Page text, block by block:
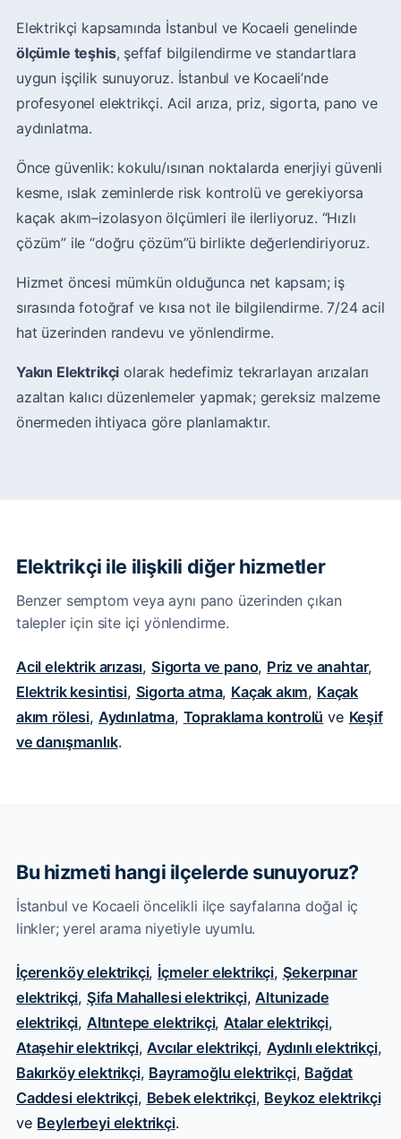
Elektrikçi kapsamında İstanbul ve Kocaeli genelinde
ölçümle teşhis, şeffaf bilgilendirme ve standartlara
uygun işçilik sunuyoruz. İstanbul ve Kocaeli’nde
profesyonel elektrikçi. Acil arıza, priz, sigorta, pano ve
aydınlatma.
Önce güvenlik: kokulu/ısınan noktalarda enerjiyi güvenli
kesme, ıslak zeminlerde risk kontrolü ve gerekiyorsa
kaçak akım–izolasyon ölçümleri ile ilerliyoruz. “Hızlı
çözüm” ile “doğru çözüm”ü birlikte değerlendiriyoruz.
Hizmet öncesi mümkün olduğunca net kapsam; iş
sırasında fotoğraf ve kısa not ile bilgilendirme. 7/24 acil
hat üzerinden randevu ve yönlendirme.
Yakın Elektrikçi olarak hedefimiz tekrarlayan arızaları
azaltan kalıcı düzenlemeler yapmak; gereksiz malzeme
önermeden ihtiyaca göre planlamaktır.
Elektrikçi ile ilişkili diğer hizmetler
Benzer semptom veya aynı pano üzerinden çıkan
talepler için site içi yönlendirme.
Acil elektrik arızası, Sigorta ve pano, Priz ve anahtar,
Elektrik kesintisi, Sigorta atma, Kaçak akım, Kaçak
akım rölesi, Aydınlatma, Topraklama kontrolü ve Keşif
ve danışmanlık.
Bu hizmeti hangi ilçelerde sunuyoruz?
İstanbul ve Kocaeli öncelikli ilçe sayfalarına doğal iç
linkler; yerel arama niyetiyle uyumlu.
İçerenköy elektrikçi, İçmeler elektrikçi, Şekerpınar
elektrikçi, Şifa Mahallesi elektrikçi, Altunizade
elektrikçi, Altıntepe elektrikçi, Atalar elektrikçi,
Ataşehir elektrikçi, Avcılar elektrikçi, Aydınlı elektrikçi,
Bakırköy elektrikçi, Bayramoğlu elektrikçi, Bağdat
Caddesi elektrikçi, Bebek elektrikçi, Beykoz elektrikçi
ve Beylerbeyi elektrikçi.